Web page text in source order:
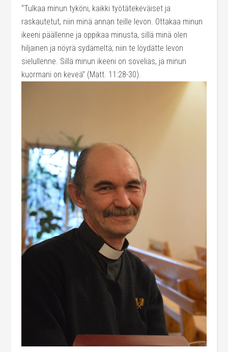
“Tulkaa minun tyköni, kaikki työtätekeväiset ja
raskautetut, niin minä annan teille levon. Ottakaa minun
ikeeni päällenne ja oppikaa minusta, sillä minä olen
hiljainen ja nöyrä sydämeltä; niin te löydätte levon
sielullenne. Sillä minun ikeeni on sovelias, ja minun
kuormani on keveä” (Matt. 11:28-30).